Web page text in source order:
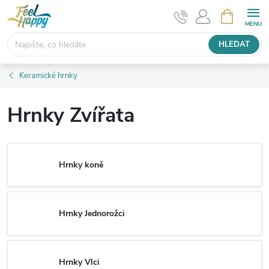
Přejít
na
obsah
HLEDAT
NÁKUPNÍ
KOŠÍK
Keramické hrnky
Hrnky Zvířata
Hrnky koně
Hrnky Jednorožci
Hrnky Vlci